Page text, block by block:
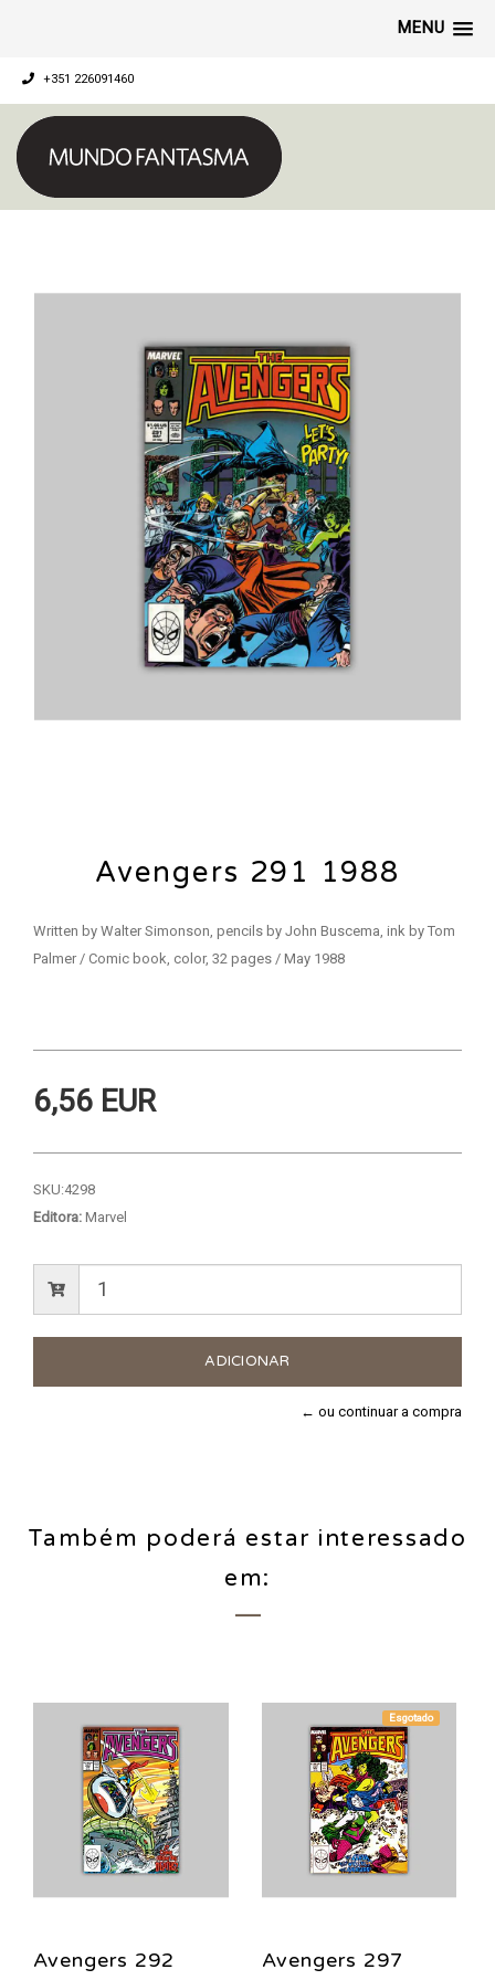
MENU
+351 226091460
Avengers 291 1988
Written by Walter Simonson, pencils by John Buscema, ink by Tom
Palmer / Comic book, color, 32 pages / May 1988
6,56 EUR
SKU:4298
Editora: Marvel
← ou continuar a compra
Também poderá estar interessado
em:
Avengers 292
Esgotado
Avengers 297